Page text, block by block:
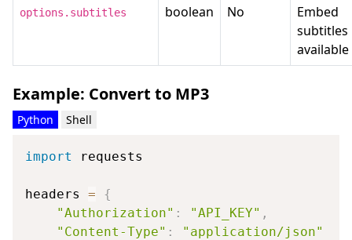
options.subtitles boolean No
Embed
subtitles
available
Example: Convert to MP3
Python Shell
import requests
headers =
{
"Authorization" : "API_KEY" ,
"Content-Type" :
"application/json"